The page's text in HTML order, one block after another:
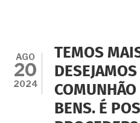
O
NO
AGO
20
2024
TEMOS
BENS. É